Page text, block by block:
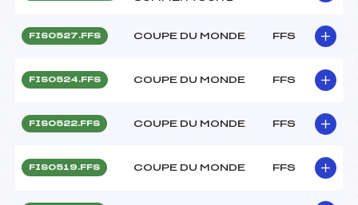
FIS0527.FFS COUPE DU MONDE FFS
FIS0524.FFS COUPE DU MONDE FFS
FIS0522.FFS COUPE DU MONDE FFS
FIS0519.FFS COUPE DU MONDE FFS